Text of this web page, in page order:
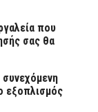
που
σας θα
εξοπλισμός